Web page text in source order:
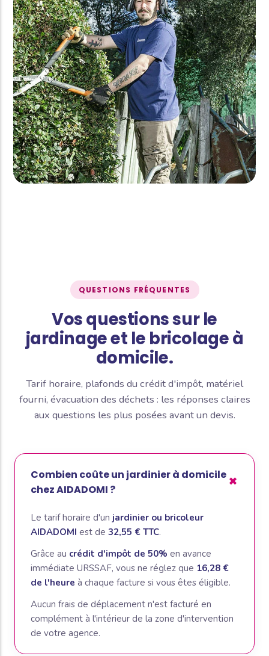
QUESTIONS FRÉQUENTES
Vos questions sur le
jardinage et le bricolage à
domicile.
Tarif horaire, plafonds du crédit d'impôt, matériel
fourni, évacuation des déchets : les réponses claires
aux questions les plus posées avant un devis.
Combien coûte un jardinier à domicile
chez AIDADOMI ?
Le tarif horaire d'un jardinier ou bricoleur
AIDADOMI est de 32,55 € TTC.
Grâce au crédit d'impôt de 50% en avance
immédiate URSSAF, vous ne réglez que 16,28 €
de l'heure à chaque facture si vous êtes éligible.
Aucun frais de déplacement n'est facturé en
complément à l'intérieur de la zone d'intervention
de votre agence.